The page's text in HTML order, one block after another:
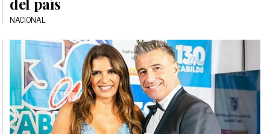
NACIONAL